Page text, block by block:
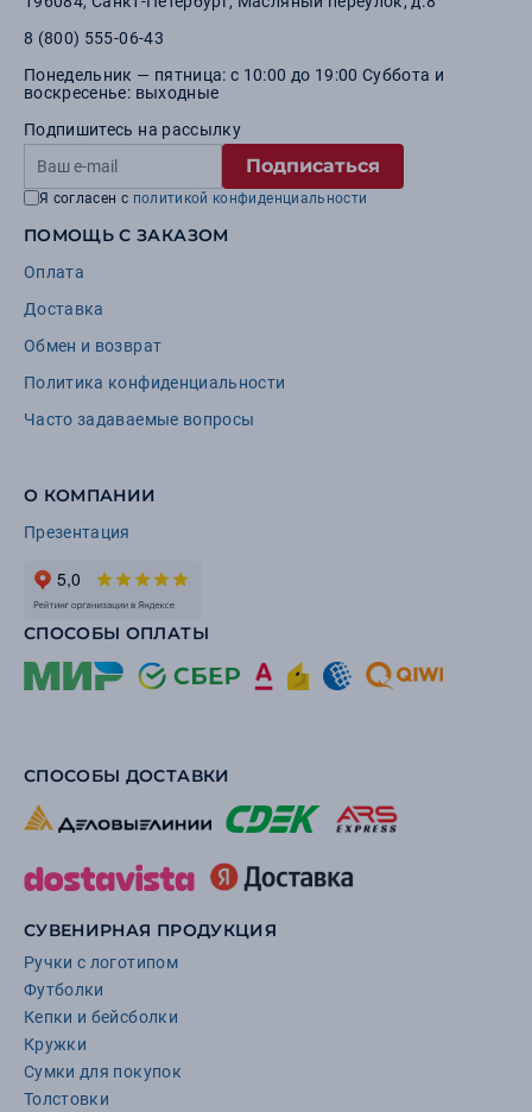
8 (800) 555-06-43
Понедельник — пятница: с 10:00 до 19:00 Суббота и
воскресенье: выходные
Подпишитесь на рассылку
Подписаться
Я согласен с политикой конфиденциальности
ПОМОЩЬ С ЗАКАЗОМ
Оплата
Доставка
Обмен и возврат
Политика конфиденциальности
Часто задаваемые вопросы
О КОМПАНИИ
Презентация
СПОСОБЫ ОПЛАТЫ
СПОСОБЫ ДОСТАВКИ
СУВЕНИРНАЯ ПРОДУКЦИЯ
Ручки с логотипом
Футболки
Кепки и бейсболки
Кружки
Сумки для покупок
Толстовки